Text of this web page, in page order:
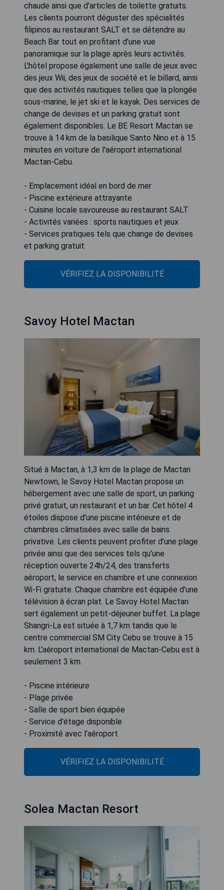
chaude ainsi que d'articles de toilette gratuits.
Les clients pourront déguster des spécialités
filipinos au restaurant SALT et se détendre au
Beach Bar tout en profitant d'une vue
panoramique sur la plage après leurs activités.
L'hôtel propose également une salle de jeux avec
des jeux Wii, des jeux de société et le billard, ainsi
que des activités nautiques telles que la plongée
sous-marine, le jet ski et le kayak. Des services de
change de devises et un parking gratuit sont
également disponibles. Le BE Resort Mactan se
trouve à 14 km de la basilique Santo Nino et à 15
minutes en voiture de l'aéroport international
Mactan-Cebu.
- Emplacement idéal en bord de mer
- Piscine extérieure attrayante
- Cuisine locale savoureuse au restaurant SALT
- Activités variées : sports nautiques et jeux
- Services pratiques tels que change de devises
et parking gratuit
VÉRIFIEZ LA DISPONIBILITÉ
Savoy Hotel Mactan
Situé à Mactan, à 1,3 km de la plage de Mactan
Newtown, le Savoy Hotel Mactan propose un
hébergement avec une salle de sport, un parking
privé gratuit, un restaurant et un bar. Cet hôtel 4
étoiles dispose d'une piscine intérieure et de
chambres climatisées avec salle de bains
privative. Les clients peuvent profiter d'une plage
privée ainsi que des services tels qu'une
réception ouverte 24h/24, des transferts
aéroport, le service en chambre et une connexion
Wi-Fi gratuite. Chaque chambre est équipée d'une
télévision à écran plat. Le Savoy Hotel Mactan
sert également un petit-déjeuner buffet. La plage
Shangri-La est située à 1,7 km tandis que le
centre commercial SM City Cebu se trouve à 15
km. L'aéroport international de Mactan-Cebu est à
seulement 3 km.
- Piscine intérieure
- Plage privée
- Salle de sport bien équipée
- Service d'étage disponible
- Proximité avec l'aéroport
VÉRIFIEZ LA DISPONIBILITÉ
Solea Mactan Resort